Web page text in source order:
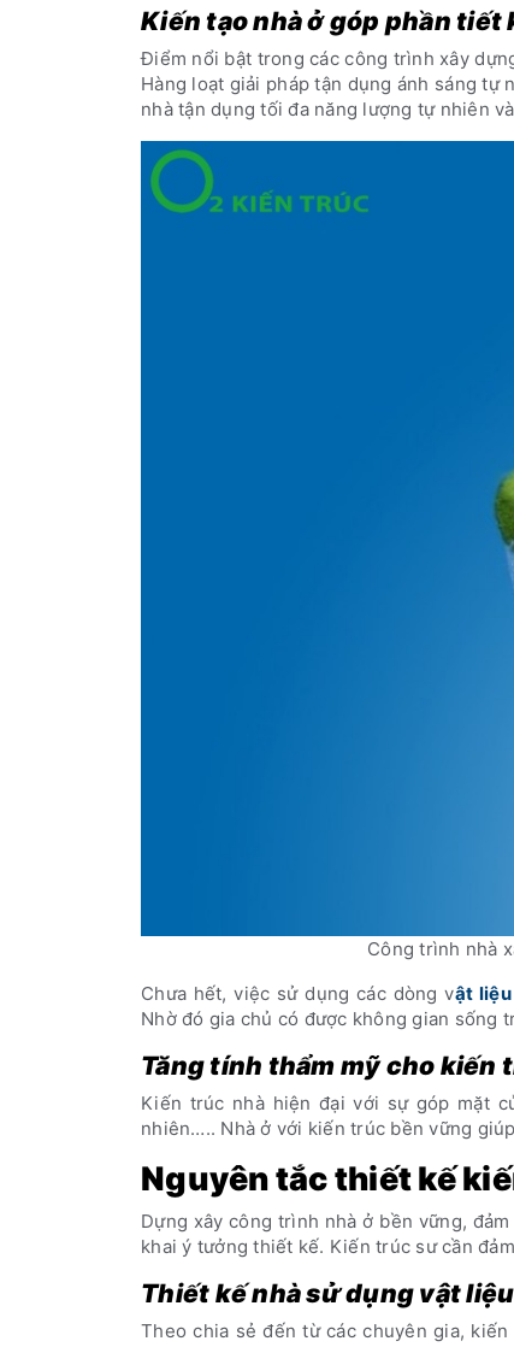
Kiến tạo nhà ở góp phần
Điểm nổi bật trong các công trình xây
Hàng loạt giải pháp tận dụng ánh sáng
nhà tận dụng tối đa năng lượng tự nhiên
Công trình nhà
Chưa hết, việc sử dụng các dòng vật
Nhờ đó gia chủ có được không gian sống
Tăng tính thẩm mỹ cho kiến
Kiến trúc nhà hiện đại với sự góp mặt
nhiên….. Nhà ở với kiến trúc bền vững
Nguyên tắc thiết kế
Dựng xây công trình nhà ở bền vững,
khai ý tưởng thiết kế. Kiến trúc sư cần
Thiết kế nhà sử dụng vật
Theo chia sẻ đến từ các chuyên gia,